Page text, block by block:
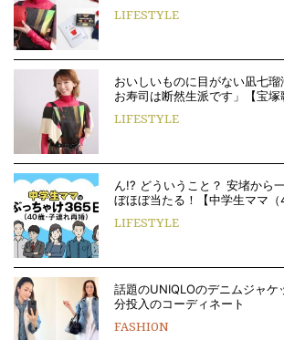
LIFESTYLE
おいしいものに目がない凪七
お寿司は断然生派です」【宝
LIFESTYLE
ん!? どういうこと？ 安堵から
ぼほぼ当たる！【中学生ママ
LIFESTYLE
話題のUNIQLOのデニムジャケ
分投入のコーディネート
FASHION